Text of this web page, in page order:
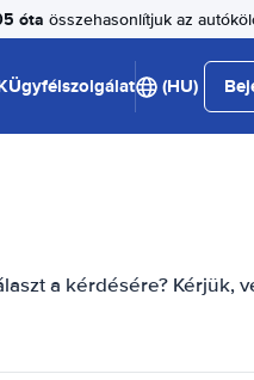
óta összehasonlítjuk az
Ügyfélszolgálat (HU)
a kérdésére? Kérjük,